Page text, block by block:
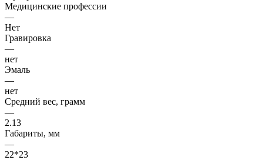
Медицинские профессии
—
Нет
Гравировка
—
нет
Эмаль
—
нет
Средний вес, грамм
—
2.13
Габариты, мм
—
22*23